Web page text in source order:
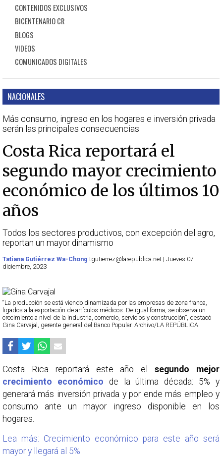
CONTENIDOS EXCLUSIVOS
BICENTENARIO CR
BLOGS
VIDEOS
COMUNICADOS DIGITALES
NACIONALES
Más consumo, ingreso en los hogares e inversión privada
serán las principales consecuencias
Costa Rica reportará el
segundo mayor crecimiento
económico de los últimos 10
años
Todos los sectores productivos, con excepción del agro,
reportan un mayor dinamismo
Tatiana Gutiérrez Wa-Chong tgutierrez@larepublica.net | Jueves 07
diciembre, 2023
“La producción se está viendo dinamizada por las empresas de zona franca,
ligados a la exportación de artículos médicos. De igual forma, se observa un
crecimiento a nivel de la industria, comercio, servicios y construcción”, destacó
Gina Carvajal, gerente general del Banco Popular. Archivo/LA REPÚBLICA.
Costa Rica reportará este año elsegundo mejor
crecimiento económico de la última década: 5% y
generará más inversión privada y por ende más empleo y
consumo ante un mayor ingreso disponible en los
hogares.
Lea más: Crecimiento económico para este año será
mayor y llegará al 5%